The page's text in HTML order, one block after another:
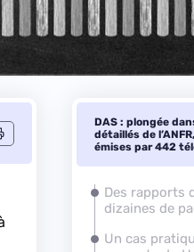
DAS : plongée
détaillés de
émises par 442
Des rapports
dizaines de
Un cas